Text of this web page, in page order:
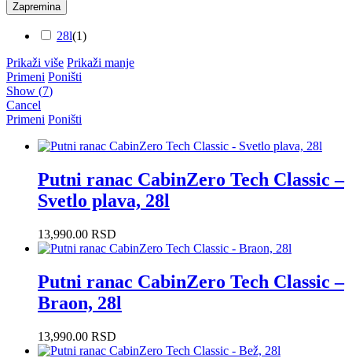
Zapremina
28l(1)
Prikaži više Prikaži manje
Primeni Poništi
Show (7)
Cancel
Primeni Poništi
Putni ranac CabinZero Tech Classic –
Svetlo plava, 28l
13,990.00 RSD
Putni ranac CabinZero Tech Classic –
Braon, 28l
13,990.00 RSD